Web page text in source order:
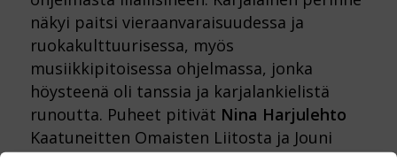
näkyi paitsi vieraanvaraisuudessa ja
ruokakulttuurisessa, myös
musiikkipitoisessa ohjelmassa, jonka
höysteenä oli tanssia ja karjalankielistä
runoutta. Puheet pitivät Nina Harjulehto
Kaatuneitten Omaisten Liitosta ja Jouni